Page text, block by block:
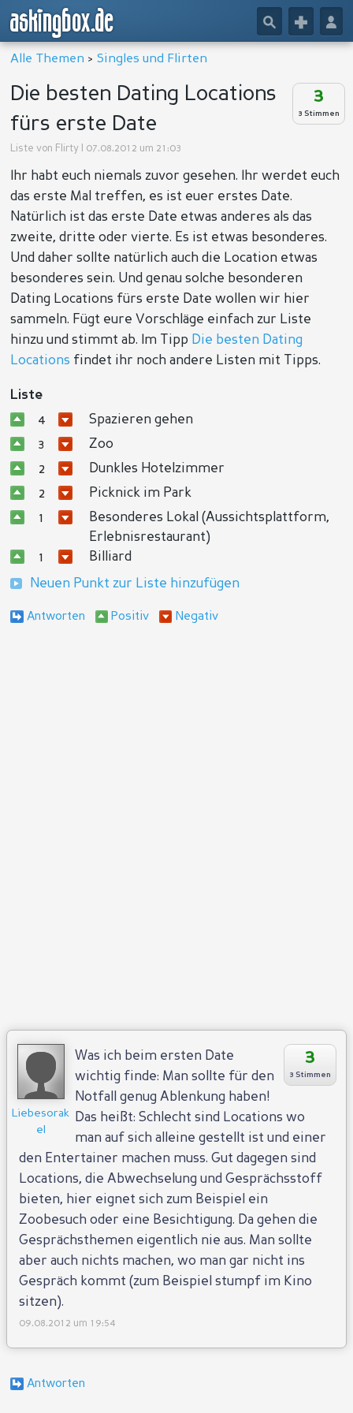
askingbox.de 👤
+
🔎
Alle Themen >Singles und Flirten
3
3 Stimmen
Die besten Dating Locations
fürs erste Date
Liste von Flirty | 07.08.2012 um 21:03
Ihr habt euch niemals zuvor gesehen. Ihr werdet euch
das erste Mal treffen, es ist euer erstes Date.
Natürlich ist das erste Date etwas anderes als das
zweite, dritte oder vierte. Es ist etwas besonderes.
Und daher sollte natürlich auch die Location etwas
besonderes sein. Und genau solche besonderen
Dating Locations fürs erste Date wollen wir hier
sammeln. Fügt eure Vorschläge einfach zur Liste
hinzu und stimmt ab. Im Tipp Die besten Dating
Locations findet ihr noch andere Listen mit Tipps.
Liste
4
Spazieren gehen
3
Zoo
2
Dunkles Hotelzimmer
2
Picknick im Park
1
Besonderes Lokal (Aussichtsplattform,
Erlebnisrestaurant)
1
Billiard
Neuen Punkt zur Liste hinzufügen
Liebesorak
el
3
3 Stimmen
Was ich beim ersten Date
wichtig finde: Man sollte für den
Notfall genug Ablenkung haben!
Das heißt: Schlecht sind Locations wo
man auf sich alleine gestellt ist und einer
den Entertainer machen muss. Gut dagegen sind
Locations, die Abwechselung und Gesprächsstoff
bieten, hier eignet sich zum Beispiel ein
Zoobesuch oder eine Besichtigung. Da gehen die
Gesprächsthemen eigentlich nie aus. Man sollte
aber auch nichts machen, wo man gar nicht ins
Gespräch kommt (zum Beispiel stumpf im Kino
sitzen).
09.08.2012 um 19:54